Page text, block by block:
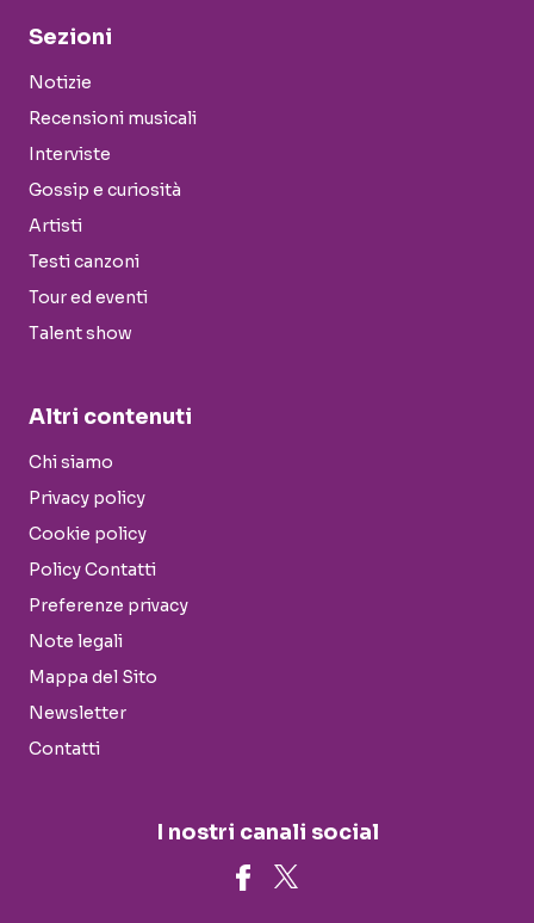
Sezioni
Notizie
Recensioni musicali
Interviste
Gossip e curiosità
Artisti
Testi canzoni
Tour ed eventi
Talent show
Altri contenuti
Chi siamo
Privacy policy
Cookie policy
Policy Contatti
Preferenze privacy
Note legali
Mappa del Sito
Newsletter
Contatti
I nostri canali social